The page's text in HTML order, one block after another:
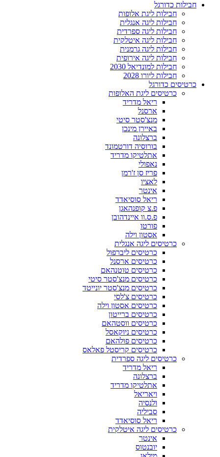
חבילות כדורגל
חבילות ליגת אלופות
חבילות ליגה אנגלית
חבילות ליגה ספרדית
חבילות ליגה איטלקית
חבילות ליגה גרמנית
חבילות ליגה אירופית
חבילות למונדיאל 2030
חבילות ליורו 2028
כרטיסים כדורגל
כרטיסים ליגת האלופות
ריאל מדריד
ארסנל
מנצ'סטר סיטי
באיירן מינכן
ברצלונה
בורוסיה דורטמונד
אתלטיקו מדריד
נאפולי
פריז סן ז'רמן
לאציו
אינטר
ריאל סוסיאדד
פ.צ קופנהאגן
פ.ס.וו איינדהובן
פורטו
אסטון וילה
כרטיסים ליגה אנגלית
כרטיסים ליברפול
כרטיסים ארסנל
כרטיסים טוטנהאם
כרטיסים מנצ'סטר סיטי
כרטיסים מנצ'סטר יונייטד
כרטיסים צ'לסי
כרטיסים אסטון וילה
כרטיסים ברייטון
כרטיסים ווסטהאם
כרטיסים ניוקאסל
כרטיסים פולהאם
כרטיסים קריסטל פאלאס
כרטיסים ליגה ספרדית
ריאל מדריד
ברצלונה
אתלטיקו מדריד
ויאריאל
ולנסיה
סביליה
ריאל סוסיאדד
כרטיסים ליגה איטלקית
אינטר
יובנטוס